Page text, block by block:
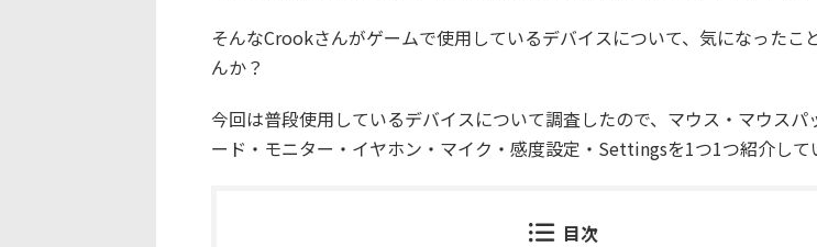
そんなCrookさんがゲームで使用しているデバイスについて、気になったこ
んか？
今回は普段使用しているデバイスについて調査したので、マウス・マウスパ
ード・モニター・イヤホン・マイク・感度設定・Settingsを1つ1つ紹介して
目次